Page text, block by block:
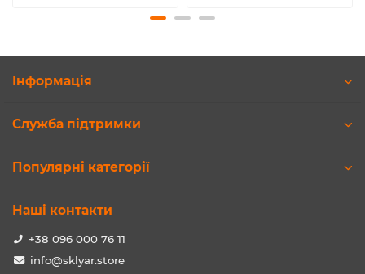
Інформація
Служба підтримки
Популярні категорії
Наші контакти
+38 096 000 76 11
info@sklyar.store